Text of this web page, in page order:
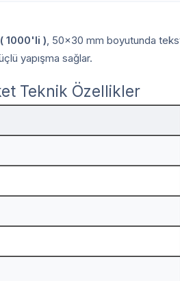
1000'li ), 50x30 mm boyutunda
yapışma sağlar.
Teknik Özellikler